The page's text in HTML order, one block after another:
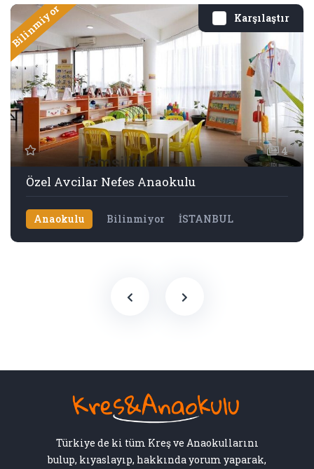
Karşılaştır
Bilinmiyor
4
Özel Avcilar Nefes Anaokulu
Anaokulu Bilinmiyor İSTANBUL
Türkiye de ki tüm Kreş ve Anaokullarını
bulup, kıyaslayıp, hakkında yorum yaparak,